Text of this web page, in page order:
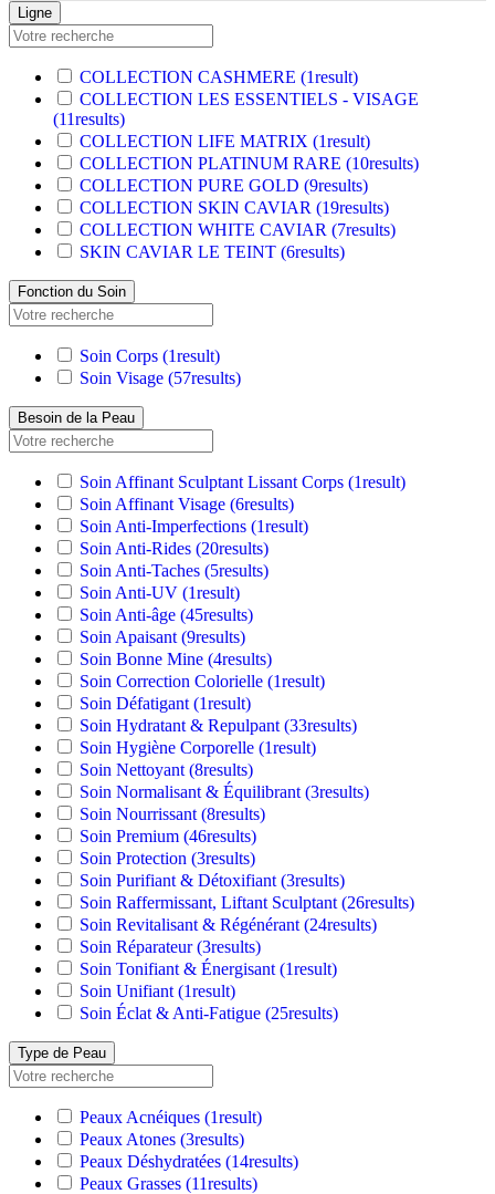
Ligne
COLLECTION CASHMERE (1result)
COLLECTION LES ESSENTIELS - VISAGE
(11results)
COLLECTION LIFE MATRIX (1result)
COLLECTION PLATINUM RARE (10results)
COLLECTION PURE GOLD (9results)
COLLECTION SKIN CAVIAR (19results)
COLLECTION WHITE CAVIAR (7results)
SKIN CAVIAR LE TEINT (6results)
Fonction du Soin
Soin Corps (1result)
Soin Visage (57results)
Besoin de la Peau
Soin Affinant Sculptant Lissant Corps (1result)
Soin Affinant Visage (6results)
Soin Anti-Imperfections (1result)
Soin Anti-Rides (20results)
Soin Anti-Taches (5results)
Soin Anti-UV (1result)
Soin Anti-âge (45results)
Soin Apaisant (9results)
Soin Bonne Mine (4results)
Soin Correction Colorielle (1result)
Soin Défatigant (1result)
Soin Hydratant & Repulpant (33results)
Soin Hygiène Corporelle (1result)
Soin Nettoyant (8results)
Soin Normalisant & Équilibrant (3results)
Soin Nourrissant (8results)
Soin Premium (46results)
Soin Protection (3results)
Soin Purifiant & Détoxifiant (3results)
Soin Raffermissant, Liftant Sculptant (26results)
Soin Revitalisant & Régénérant (24results)
Soin Réparateur(3results)
Soin Tonifiant & Énergisant (1result)
Soin Unifiant (1result)
Soin Éclat & Anti-Fatigue (25results)
Type de Peau
Peaux Acnéiques (1result)
Peaux Atones (3results)
Peaux Déshydratées (14results)
Peaux Grasses (11results)